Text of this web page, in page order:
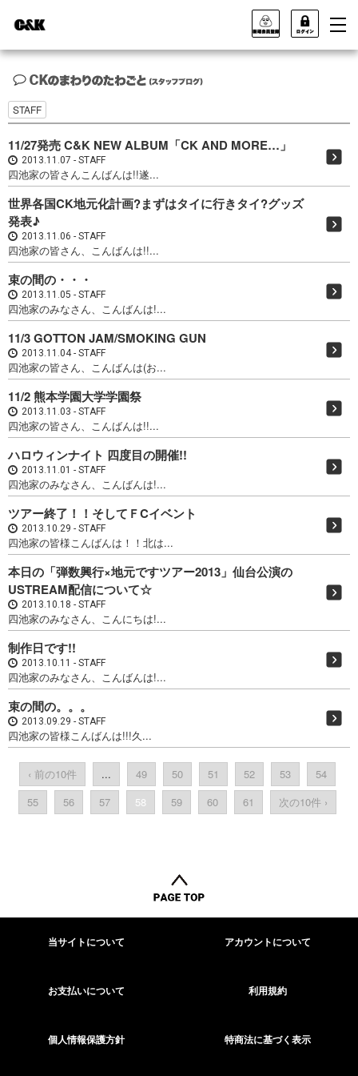
STAFF
11/27発売 C&K NEW ALBUM「CK AND MORE…」
2013.11.07 STAFF
四池家の皆さんこんばんは!!遂...
世界各国CK地元化計画?まずはタイに行きタイ?グッズ
発表♪
2013.11.06 STAFF
四池家の皆さん、こんばんは!!...
束の間の・・・
2013.11.05 STAFF
四池家のみなさん、こんばんは!...
11/3 GOTTON JAM/SMOKING GUN
2013.11.04 STAFF
四池家の皆さん、こんばんは(お...
11/2 熊本学園大学学園祭
2013.11.03 STAFF
四池家の皆さん、こんばんは!!...
ハロウィンナイト 四度目の開催!!
2013.11.01 STAFF
四池家のみなさん、こんばんは!...
ツアー終了！！そしてＦCイベント
2013.10.29 STAFF
四池家の皆様こんばんは！！北は...
本日の「弾数興行×地元ですツアー2013」仙台公演の
USTREAM配信について☆
2013.10.18 STAFF
四池家のみなさん、こんにちは!...
制作日です!!
2013.10.11 STAFF
四池家のみなさん、こんばんは!...
束の間の。。。
2013.09.29 STAFF
四池家の皆様こんばんは!!!久...
‹ 前の10件 ... 49 50 51 52 53
54
55
56 57 58 59 60 61 次の10件 ›
当サイトについて アカウントについて
お支払いについて 利用規約
個人情報保護方針 特商法に基づく表示